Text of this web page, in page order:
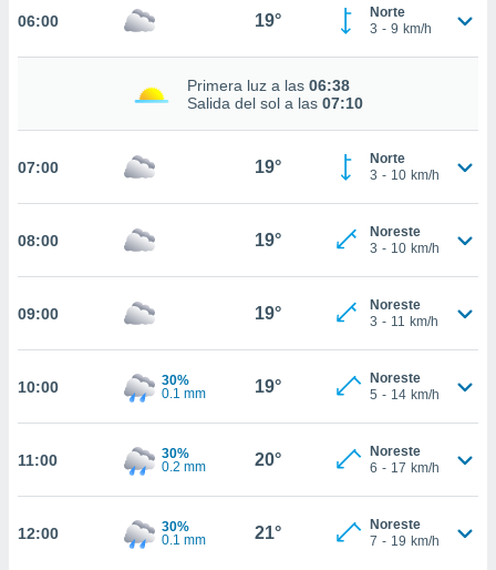
permite
coste.
a la
todas
nuestros
nos
análisis
perfil
y
en
CONFIGURACIÓN
06:00 19°
Norte
3 - 9 km/h
Primera luz a las 06:38
Salida del sol a las 07:10
07:00 19°
Norte
3 - 10 km/h
08:00 19°
Noreste
3 - 10 km/h
09:00 19°
Noreste
3 - 11 km/h
10:00
30%
0.1 mm
19°
Noreste
5 - 14 km/h
11:00
30%
0.2 mm
20°
Noreste
6 - 17 km/h
12:00
30%
0.1 mm
21°
Noreste
7 - 19 km/h